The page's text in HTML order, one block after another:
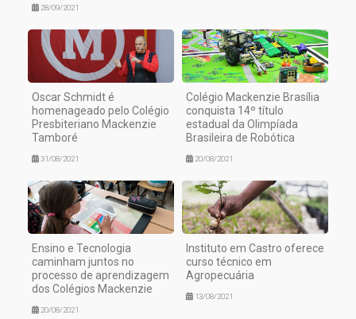
28/09/2021
Oscar Schmidt é
homenageado pelo Colégio
Presbiteriano Mackenzie
Tamboré
31/08/2021
Colégio Mackenzie Brasília
conquista 14º título
estadual da Olimpíada
Brasileira de Robótica
20/08/2021
Ensino e Tecnologia
caminham juntos no
processo de aprendizagem
dos Colégios Mackenzie
20/08/2021
Instituto em Castro oferece
curso técnico em
Agropecuária
13/08/2021